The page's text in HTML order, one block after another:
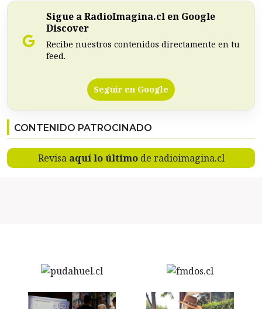
Sigue a RadioImagina.cl en Google
Discover
Recibe nuestros contenidos directamente en tu
feed.
Seguir en Google
CONTENIDO PATROCINADO
Revisa aquí lo últimode radioimagina.cl